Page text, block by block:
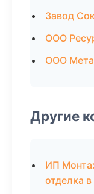
Завод
ООО
ООО
Другие
ИП
отделка